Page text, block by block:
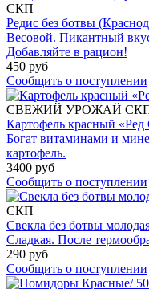
СКП
Редис без ботвы
Весовой. Пикантный
Добавляйте в рацион!
450 руб
Сообщить о поступлении
СВЕЖИЙ УРОЖАЙ
Картофель красный «Ред
Богат витаминами и
картофель.
3400 руб
Сообщить о поступлении
СКП
Свекла без ботвы
Сладкая. После
290 руб
Сообщить о поступлении